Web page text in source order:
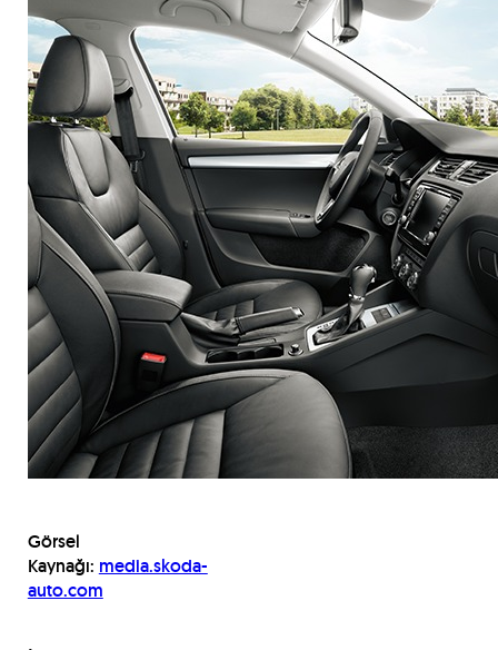
Görsel
Kaynağı: media.skoda-
auto.com